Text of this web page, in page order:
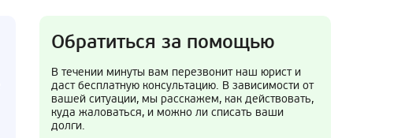
Обратиться за помощью
В течении минуты вам перезвонит наш юрист и
даст бесплатную консультацию. В зависимости от
вашей ситуации, мы расскажем, как действовать,
куда жаловаться, и можно ли списать ваши
долги.